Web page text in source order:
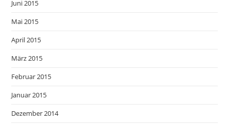
Juni 2015
Mai 2015
April 2015
März 2015
Februar 2015
Januar 2015
Dezember 2014